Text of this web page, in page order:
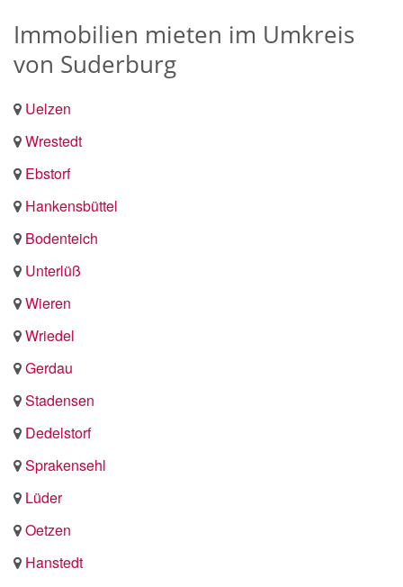
Immobilien mieten im Umkreis
von Suderburg
Uelzen
Wrestedt
Ebstorf
Hankensbüttel
Bodenteich
Unterlüß
Wieren
Wriedel
Gerdau
Stadensen
Dedelstorf
Sprakensehl
Lüder
Oetzen
Hanstedt